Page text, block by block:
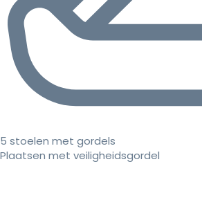
5 stoelen met gordels
Plaatsen met veiligheidsgordel